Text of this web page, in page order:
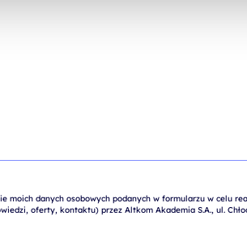
moich danych osobowych podanych w formularzu w celu
oferty, kontaktu) przez Altkom Akademia S.A., ul.